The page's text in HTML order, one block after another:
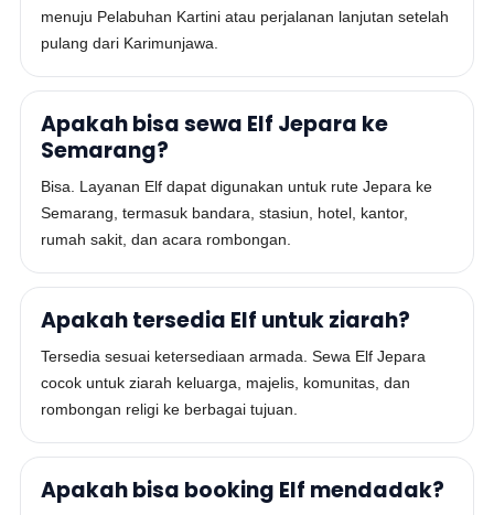
menuju Pelabuhan Kartini atau perjalanan lanjutan setelah
pulang dari Karimunjawa.
Apakah bisa sewa Elf Jepara ke
Semarang?
Bisa. Layanan Elf dapat digunakan untuk rute Jepara ke
Semarang, termasuk bandara, stasiun, hotel, kantor,
rumah sakit, dan acara rombongan.
Apakah tersedia Elf untuk ziarah?
Tersedia sesuai ketersediaan armada. Sewa Elf Jepara
cocok untuk ziarah keluarga, majelis, komunitas, dan
rombongan religi ke berbagai tujuan.
Apakah bisa booking Elf mendadak?